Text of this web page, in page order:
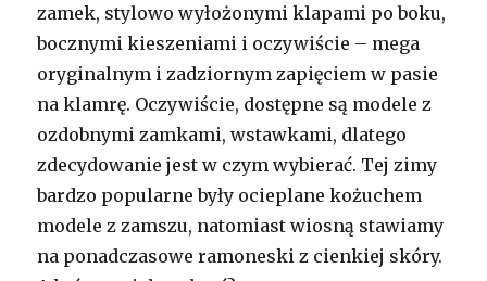
zamek, stylowo wyłożonymi klapami po boku,
bocznymi kieszeniami i oczywiście – mega
oryginalnym i zadziornym zapięciem w pasie
na klamrę. Oczywiście, dostępne są modele z
ozdobnymi zamkami, wstawkami, dlatego
zdecydowanie jest w czym wybierać. Tej zimy
bardzo popularne były ocieplane kożuchem
modele z zamszu, natomiast wiosną stawiamy
na ponadczasowe ramoneski z cienkiej skóry.